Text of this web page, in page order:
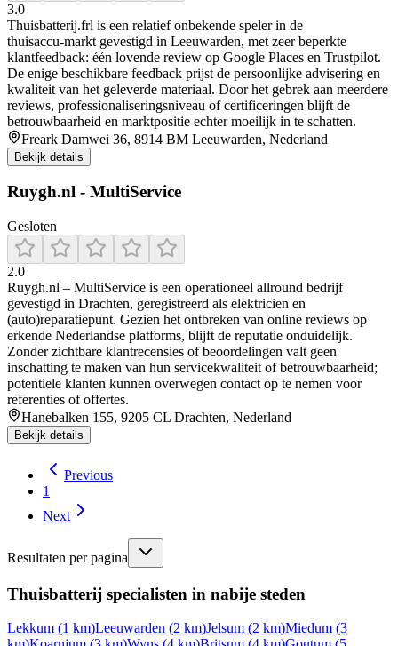
3.0
Thuisbatterij.frl is een relatief onbekende speler in de
thuisaccu‑markt gevestigd in Leeuwarden, met zeer beperkte
klantfeedback: één lovende review op Google Places en Trustpilot.
De enige beschikbare feedback prijst de persoonlijke advisering en
kwaliteit van het geleverde materiaal. Door het gebrek aan meerdere
reviews, professionaliseringsniveau of certificeringen blijft de
betrouwbaarheid en marktpositie echter moeilijk in te schatten.
Freark Damwei 36, 8914 BM Leeuwarden, Nederland
Bekijk details
Ruygh.nl - MultiService
Gesloten
2.0
Ruygh.nl – MultiService is een operationeel allround bedrijf
gevestigd in Drachten, geregistreerd als elektricien en
(auto)reparatiepunt. Gezien het ontbreken van online reviews op
erkende Nederlandse platforms, blijft de reputatie onduidelijk.
Zonder zichtbare klantrecensies of beoordelingen valt geen
inschatting te maken van hun servicekwaliteit of betrouwbaarheid;
potentiele klanten kunnen overwegen contact op te nemen voor
referenties of offertes.
Hanebalken 155, 9205 CL Drachten, Nederland
Bekijk details
Previous
1
Next
Resultaten per pagina
Thuisbatterij specialisten in nabije steden
Lekkum (1 km)Leeuwarden (2 km)Jelsum (2 km)Miedum (3